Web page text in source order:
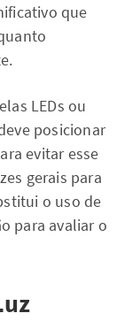
que
LEDs ou
posicionar
evitar esse
gerais para
o uso de
para avaliar o